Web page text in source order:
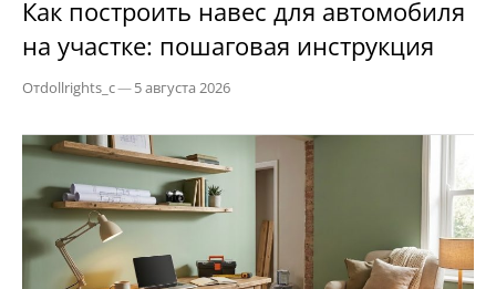
Как построить навес для автомобиля
на участке: пошаговая инструкция
Отdollrights_c—5 августа 2026